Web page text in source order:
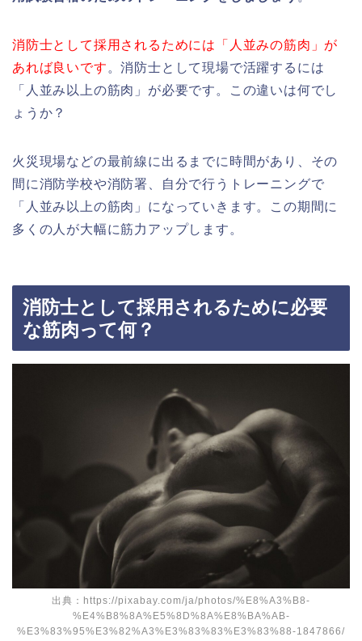
消防士として採用されるためには「人並みの筋肉」が
あれば良いです。消防士として現場で活躍するには
「人並み以上の筋肉」が必要です。この違いは何でし
ょうか？
火災現場などの最前線に出るまでに時間があり、その
間に消防学校や消防署、自分で行うトレーニングで
「人並み以上の筋肉」になっていきます。この期間に
多くの人が大幅に筋力アップします。
消防士として採用されるために必要
な筋肉って何？
出典：https://pixabay.com/ja/photos/%E8%A3%B8-
%E4%B8%8A%E5%8D%8A%E8%BA%AB-
%E3%83%95%E3%82%A3%E3%83%83%E3%83%88-1847866/